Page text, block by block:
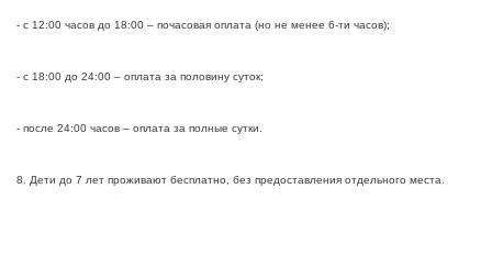
- с 12:00 часов до 18:00 – почасовая оплата (но не менее 6-ти часов);
- с 18:00 до 24:00 – оплата за половину суток;
- после 24:00 часов – оплата за полные сутки.
8. Дети до 7 лет проживают бесплатно, без предоставления отдельного места.